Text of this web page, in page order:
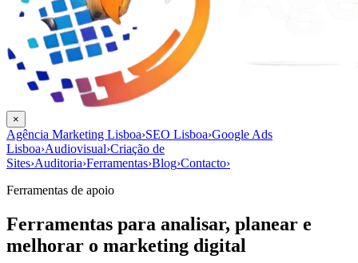
×
Agência Marketing Lisboa›SEO Lisboa›Google Ads
Lisboa›Audiovisual›Criação de
Sites›Auditoria›Ferramentas›Blog›Contacto›
Ferramentas de apoio
Ferramentas para analisar, planear e
melhorar o marketing digital